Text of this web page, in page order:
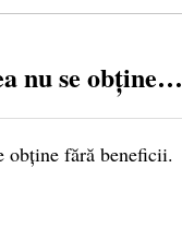
nu se obține…
obține fără beneficii.